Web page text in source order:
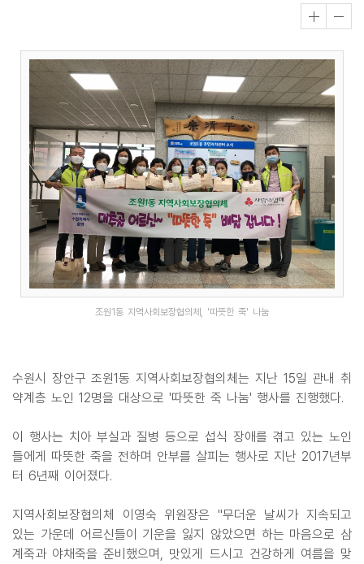
조원1동 지역사회보장협의체, '따뜻한 죽' 나눔
수원시 장안구 조원1동 지역사회보장협의체는 지난 15일 관내 취
약계층 노인 12명을 대상으로 '따뜻한 죽 나눔' 행사를 진행했다.
이 행사는 치아 부실과 질병 등으로 섭식 장애를 겪고 있는 노인
들에게 따뜻한 죽을 전하며 안부를 살피는 행사로 지난 2017년부
터 6년째 이어졌다.
지역사회보장협의체 이영숙 위원장은 "무더운 날씨가 지속되고
있는 가운데 어르신들이 기운을 잃지 않았으면 하는 마음으로 삼
계죽과 야채죽을 준비했으며, 맛있게 드시고 건강하게 여름을 맞